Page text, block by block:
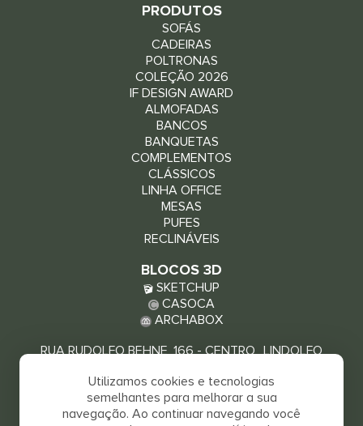
PRODUTOS
SOFÁS
CADEIRAS
POLTRONAS
COLEÇÃO 2026
IF DESIGN AWARD
ALMOFADAS
BANCOS
BANQUETAS
COMPLEMENTOS
CLÁSSICOS
LINHA OFFICE
MESAS
PUFES
RECLINÁVEIS
BLOCOS 3D
SKETCHUP
CASOCA
ARCHABOX
RUA RUDOLFO BEHNE, 166 - CENTRO LINDOLFO
VEJA COMO CHEGAR
Utilizamos cookies e tecnologias
semelhantes para melhorar a sua
navegação. Ao continuar navegando você